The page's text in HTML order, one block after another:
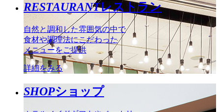
RESTAURANTレストラン
自然と調和した雰囲気の中で
食材や調理法にこだわった
メニューをご提供
詳細をみる
SHOPショップ